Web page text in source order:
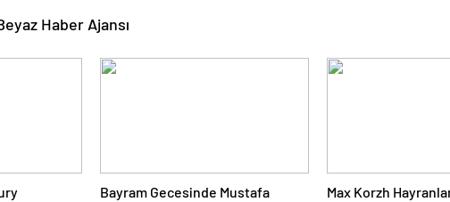
Haber Ajansı
Bayram Gecesinde Mustafa
Max Korzh